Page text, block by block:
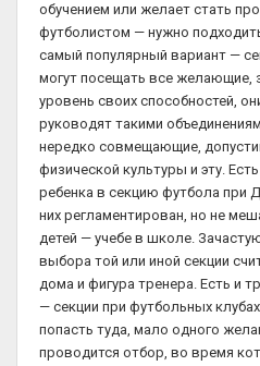
обучением или желает стать
футболистом — нужно
самый популярный вариант —
могут посещать все желающие,
уровень своих способностей,
руководят такими
нередко совмещающие,
физической культуры и эту.
ребенка в секцию футбола
них регламентирован, но не
детей — учебе в школе.
выбора той или иной секции
дома и фигура тренера. Есть и
— секции при футбольных
попасть туда, мало одного
проводится отбор, во время